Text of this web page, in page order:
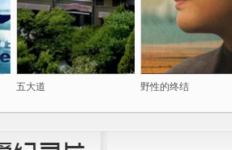
五大道 野性的终结